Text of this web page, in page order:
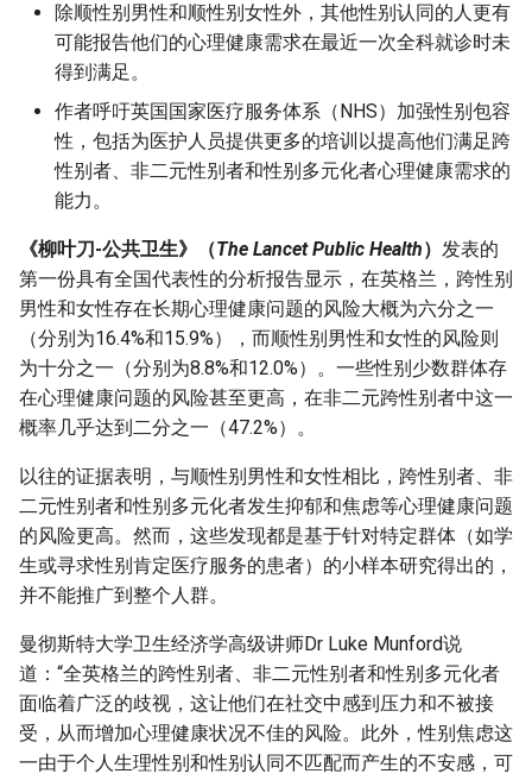
除顺性别男性和顺性别女性外，其他性别认同的人更有
可能报告他们的心理健康需求在最近一次全科就诊时未
得到满足。
作者呼吁英国国家医疗服务体系（NHS）加强性别包容
性，包括为医护人员提供更多的培训以提高他们满足跨
性别者、非二元性别者和性别多元化者心理健康需求的
能力。
《柳叶刀-公共卫生》（The Lancet Public Health） 发表的
第一份具有全国代表性的分析报告显示，在英格兰，跨性别
男性和女性存在长期心理健康问题的风险大概为六分之一
（分别为16.4%和15.9%），而顺性别男性和女性的风险则
为十分之一（分别为8.8%和12.0%）。一些性别少数群体存
在心理健康问题的风险甚至更高，在非二元跨性别者中这一
概率几乎达到二分之一（47.2%）。
以往的证据表明，与顺性别男性和女性相比，跨性别者、非
二元性别者和性别多元化者发生抑郁和焦虑等心理健康问题
的风险更高。然而，这些发现都是基于针对特定群体（如学
生或寻求性别肯定医疗服务的患者）的小样本研究得出的，
并不能推广到整个人群。
曼彻斯特大学卫生经济学高级讲师Dr Luke Munford说
道：“全英格兰的跨性别者、非二元性别者和性别多元化者
面临着广泛的歧视，这让他们在社交中感到压力和不被接
受，从而增加心理健康状况不佳的风险。此外，性别焦虑这
一由于个人生理性别和性别认同不匹配而产生的不安感，可